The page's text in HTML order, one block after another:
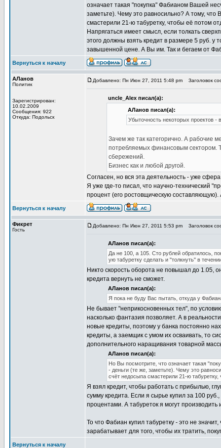
означает такая "покупка" Фабианом Вашей
заметьте). Чему это равносильно? А тому, что
смастерили 21-ю табуретку, чтобы её потом
Напрягаться имеет смысл, если толкать
этого должны взять кредит в размере 5 руб. у
завышенной цене. А Вы им. Так и бегаем от
Вернуться к началу
АЛанов
Политик
Зарегистрирован:
10.02.2009
Сообщения: 922
Откуда: Подольск
Добавлено: Пн Июн 27, 2011 5:48 pm Заголовок
uncle_Alex писал(а):
АЛанов писал(а):
Убыточность некоторых проектов -
Зачем же так категорично. А рабочие
потребляемых финансовым сектором.
сбережений.
Бизнес как и любой другой.
Согласен, но вся эта деятельность - уже
Я уже где-то писал, что научно-технический
процент (его ростовщическую
Вернуться к началу
Фикрет
Гость
Добавлено: Пн Июн 27, 2011 5:53 pm Заголовок
АЛанов писал(а):
Да не 100, а 105. Сто рублей обратилось,
ую табуретку сделать и "толкнуть" в
Никто скорость оборота не повышал до 1.05,
кредита вернуть не сможет.
АЛанов писал(а):
Я пока не буду Вас пытать, откуда у
Не бывает "неприкосновенных тел", по
насколько фантазия позволяет. А в
новые кредиты, поэтому у банка постоянно
кредиты, а заемщик с умом их осваивать, то
дополнительного наращивания товарной
АЛанов писал(а):
Но Вы посмотрите, что означает такая
- деньги (те же, заметьте). Чему это
счёт недосыпа смастерили 21-ю табуретку,
Я взял кредит, чтобы работать с прибылью,
сумму кредита. Если я сырье купил за 100
процентами. А табуреток я могут
То что Фабиан купил табуретку - это не
зарабатывает для того, чтобы их тратить,
Вернуться к началу